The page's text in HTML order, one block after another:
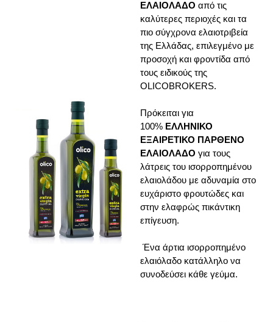
ΕΛΑΙΟΛΑΔΟ από τις
καλύτερες περιοχές και τα
πιο σύγχρονα ελαιοτριβεία
της Ελλάδας, επιλεγμένο με
προσοχή και φροντίδα από
τους ειδικούς της
OLICOBROKERS.
Πρόκειται για
100% ΕΛΛΗΝΙΚΟ
ΕΞΑΙΡΕΤΙΚΟ ΠΑΡΘΕΝΟ
ΕΛΑΙΟΛΑΔΟ για τους
λάτρεις του ισορροπημένου
ελαιολάδου με αδυναμία στο
ευχάριστο φρουτώδες και
στην ελαφρώς πικάντικη
επίγευση.
Ένα άρτια ισορροπημένο
ελαιόλαδο κατάλληλο να
συνοδεύσει κάθε γεύμα.